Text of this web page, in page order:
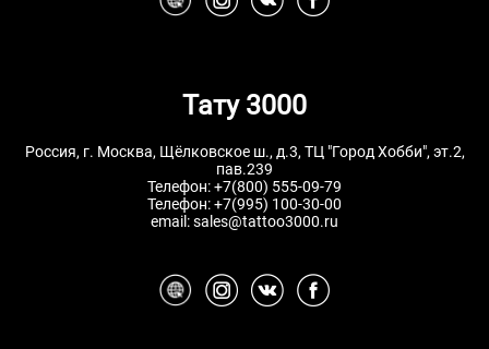
Тату 3000
Россия, г. Москва, Щёлковское ш., д.3, ТЦ "Город Хобби", эт.2,
пав.239
Телефон:+7(800) 555-09-79
Телефон:+7(995) 100-30-00
email:sales@tattoo3000.ru